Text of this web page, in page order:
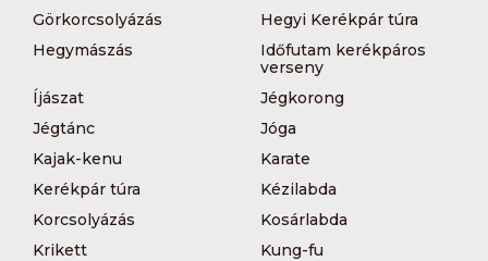
Görkorcsolyázás
Hegyi Kerékpár túra
Hegymászás
Időfutam kerékpáros
verseny
Íjászat
Jégkorong
Jégtánc
Jóga
Kajak-kenu
Karate
Kerékpár túra
Kézilabda
Korcsolyázás
Kosárlabda
Krikett
Kung-fu